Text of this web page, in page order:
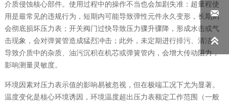
介质侵蚀核心部件。使用过程中的操作不当也会加剧失准：超量程使
用是最常见的违规行为，短期内可能导致弹性元件永久变形，长期则
会彻底损坏压力表；开关阀门过快导致压力骤升骤降，形成水击或气
击现象，会对弹簧管造成猛烈冲击；此外，未定期进行排污、清洁，
导致介质中的杂质、油污沉积在机芯或弹簧管内，会增大传动阻力，
影响测量灵敏度。
环境因素对压力表示值的影响易被忽视，但在极端工况下尤为显著。
温度变化是核心环境诱因，环境温度超出压力表额定工作范围（一般

